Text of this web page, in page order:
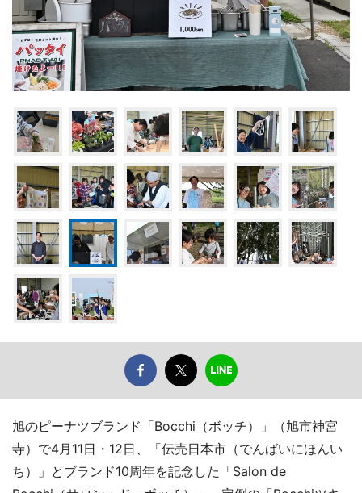
旭のピーナツブランド「Bocchi（ボッチ）」（旭市神宮
寺）で4月11日・12日、「伝売日本市（でんばいにほんい
ち）」とブランド10周年を記念した「Salon de